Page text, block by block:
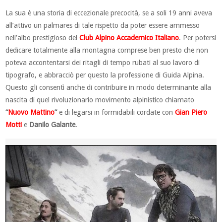
La sua è una storia di eccezionale precocità, se a soli 19 anni aveva
all’attivo un palmares di tale rispetto da poter essere ammesso
nell’albo prestigioso delClub Alpino Accademico Italiano. Per potersi
dedicare totalmente alla montagna comprese ben presto che non
poteva accontentarsi dei ritagli di tempo rubati al suo lavoro di
tipografo, e abbracciò per questo la professione di Guida Alpina.
Questo gli consentì anche di contribuire in modo determinante alla
nascita di quel rivoluzionario movimento alpinistico chiamato
“Nuovo Mattino”e di legarsi in formidabili cordate conGian Piero
Motti e Danilo Galante.